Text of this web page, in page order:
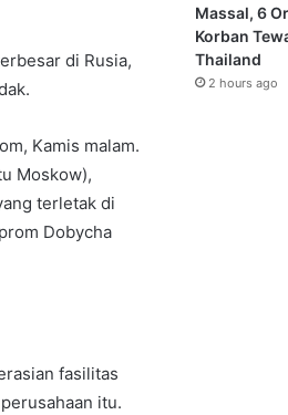
di Rusia,
Kamis malam.
Moskow),
terletak di
Dobycha
fasilitas
itu.
Massal, 6
Korban
Thailand
2 hours ago